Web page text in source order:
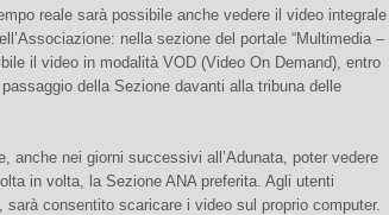
reale sarà possibile anche vedere il video integrale
nella sezione del portale “Multimedia –
il video in modalità VOD (Video On Demand), entro
della Sezione davanti alla tribuna delle
anche nei giorni successivi all’Adunata, poter vedere
in volta, la Sezione ANA preferita. Agli utenti
sarà consentito scaricare i video sul proprio computer.